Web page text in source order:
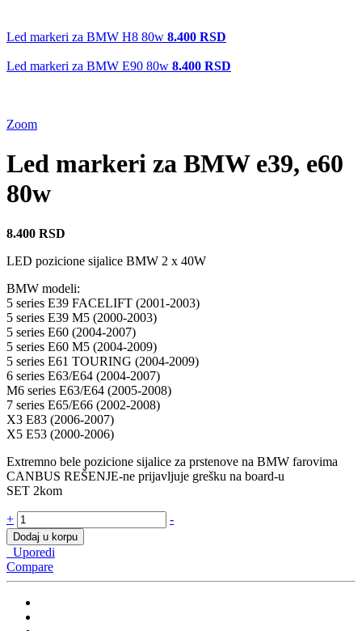
Led markeri za BMW H8 80w 8.400 RSD
Led markeri za BMW E90 80w 8.400 RSD
Zoom
Led markeri za BMW e39, e60
80w
8.400 RSD
LED pozicione sijalice BMW 2 x 40W
BMW modeli:
5 series E39 FACELIFT (2001-2003)
5 series E39 M5 (2000-2003)
5 series E60 (2004-2007)
5 series E60 M5 (2004-2009)
5 series E61 TOURING (2004-2009)
6 series E63/E64 (2004-2007)
M6 series E63/E64 (2005-2008)
7 series E65/E66 (2002-2008)
X3 E83 (2006-2007)
X5 E53 (2000-2006)
Extremno bele pozicione sijalice za prstenove na BMW farovima
CANBUS REŠENJE-ne prijavljuje grešku na board-u
SET 2kom
Led
markeri
za
BMW
e39,
80w
quantity
+ -
Dodaj u korpu
Uporedi
Compare